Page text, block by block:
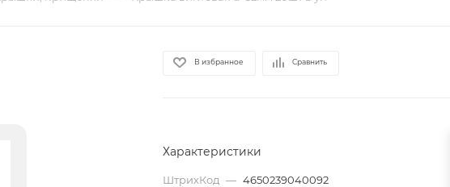
В избранное Сравнить
Характеристики
ШтрихКод — 4650239040092